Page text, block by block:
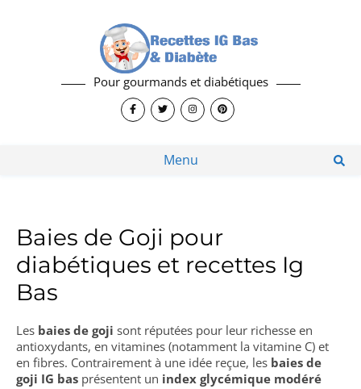
Pour gourmands et diabétiques
Menu
Baies de Goji pour
diabétiques et recettes Ig
Bas
Les baies de goji sont réputées pour leur richesse en
antioxydants, en vitamines (notamment la vitamine C) et
en fibres. Contrairement à une idée reçue, les baies de
goji IG bas présentent un index glycémique modéré